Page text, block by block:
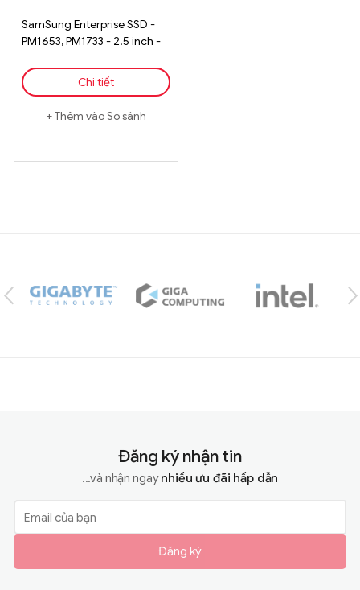
SamSung Enterprise SSD -
PM1653, PM1733 - 2.5 inch -
Chi tiết
Thêm vào So sánh
Đăng ký nhận tin
...và nhận ngaynhiều ưu đãi hấp dẫn
Đăng ký